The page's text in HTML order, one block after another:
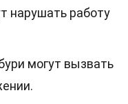
нарушать работу
могут вызвать